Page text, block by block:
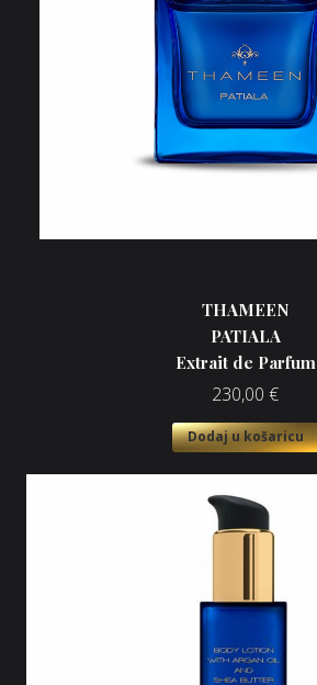
THAMEEN
PATIALA
Extrait de Parfum
230,00 €
Dodaj u košaricu